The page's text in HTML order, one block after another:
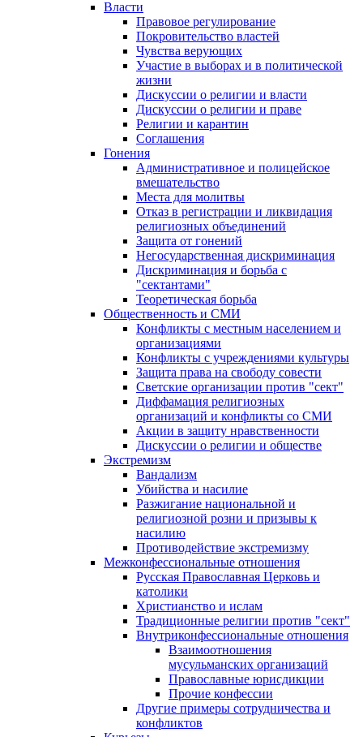
Власти
Правовое регулирование
Покровительство властей
Чувства верующих
Участие в выборах и в политической
жизни
Дискуссии о религии и власти
Дискуссии о религии и праве
Религии и карантин
Соглашения
Гонения
Административное и полицейское
вмешательство
Места для молитвы
Отказ в регистрации и ликвидация
религиозных объединений
Защита от гонений
Негосударственная дискриминация
Дискриминация и борьба с
"сектантами"
Теоретическая борьба
Общественность и СМИ
Конфликты с местным населением и
организациями
Конфликты с учреждениями культуры
Защита права на свободу совести
Светские организации против "сект"
Диффамация религиозных
организаций и конфликты со СМИ
Акции в защиту нравственности
Дискуссии о религии и обществе
Экстремизм
Вандализм
Убийства и насилие
Разжигание национальной и
религиозной розни и призывы к
насилию
Противодействие экстремизму
Межконфессиональные отношения
Русская Православная Церковь и
католики
Христианство и ислам
Традиционные религии против "сект"
Внутриконфессиональные отношения
Взаимоотношения
мусульманских организаций
Православные юрисдикции
Прочие конфессии
Другие примеры сотрудничества и
конфликтов